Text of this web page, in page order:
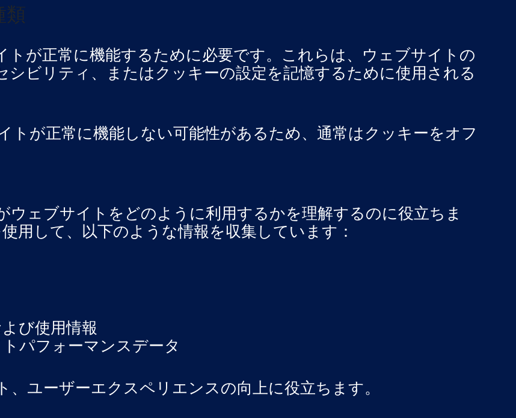
類
トが正常に機能するために必要です。これらは、ウェブサイトの
ビリティ、またはクッキーの設定を記憶するために使用される
トが正常に機能しない可能性があるため、通常はクッキーをオフ
ウェブサイトをどのように利用するかを理解するのに役立ちま
用して、以下のような情報を収集しています：
び使用情報
パフォーマンスデータ
ユーザーエクスペリエンスの向上に役立ちます。